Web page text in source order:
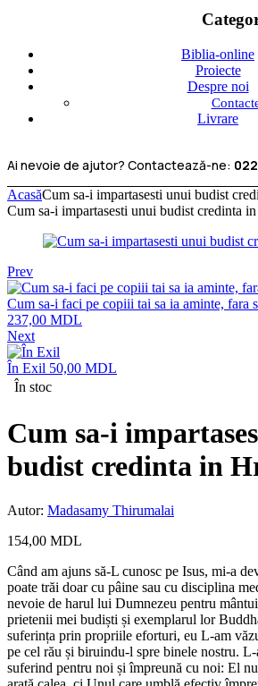
Biblia-online
Proiecte
Despre noi
Livrare
Ai nevoie de ajutor? Contactează-ne:
AcasăCum sa-i impartasesti unui budist
Cum sa-i impartasesti unui budist credinta
Prev
Cum sa-i faci pe copiii tai sa ia aminte, fara
237,00 MDL
Next
În Exil 50,00 MDL
În stoc
Cum sa-i
budist credinta in
Autor: Madasamy Thirumalai
154,00 MDL
Când am ajuns să-L cunosc pe Isus, mi-a
poate trăi doar cu pâine sau cu disciplina
nevoie de harul lui Dumnezeu pentru
prietenii mei budiști și exemplarul lor
suferința prin propriile eforturi, eu L-am
pe cel rău și biruindu-l spre binele nostru.
suferind pentru noi și împreună cu noi: El